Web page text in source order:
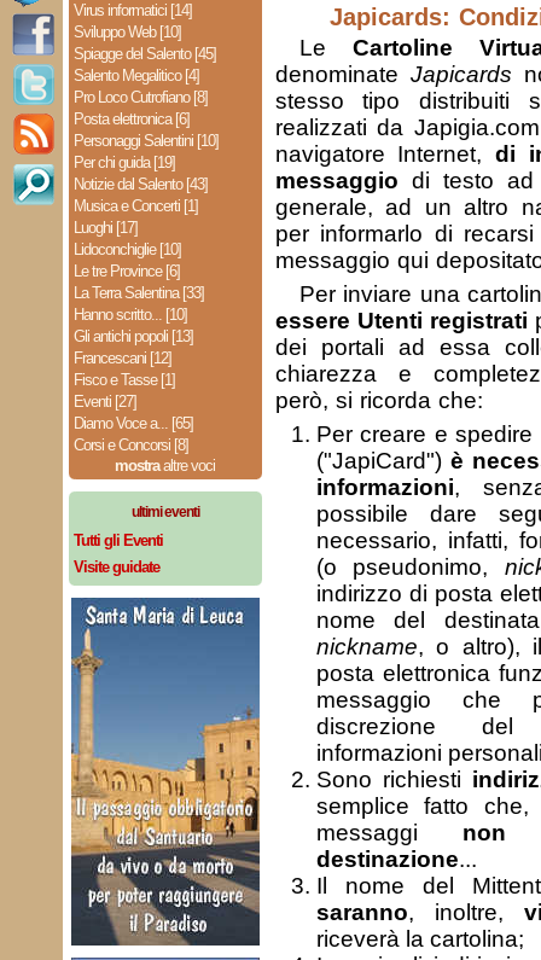
Virus informatici [14]
Sviluppo Web [10]
Spiagge del Salento [45]
Salento Megalitico [4]
Pro Loco Cutrofiano [8]
Posta elettronica [6]
Personaggi Salentini [10]
Per chi guida [19]
Notizie dal Salento [43]
Musica e Concerti [1]
Luoghi [17]
Lidoconchiglie [10]
Le tre Province [6]
La Terra Salentina [33]
Hanno scritto... [10]
Gli antichi popoli [13]
Francescani [12]
Fisco e Tasse [1]
Eventi [27]
Diamo Voce a... [65]
Corsi e Concorsi [8]
mostraaltre voci
ultimi eventi
Tutti gli Eventi
Visite guidate
Japicards:
Le Cartoline
denominate Japicards
stesso tipo distribuiti
realizzati da
navigatore Internet,di
messaggio di testo
generale, ad un altro
per informarlo di
messaggio qui
Per inviare una
essere Utenti registrati
dei portali ad essa
chiarezza e
però, si ricorda che:
Per creare e
("JapiCard") è
informazioni,
possibile dare
necessario, infatti,
(o pseudonimo,
indirizzo di posta
nome del
nickname, o altro),
posta elettronica
messaggio che
discrezione del
informazioni
Sono richiesti
semplice fatto
messaggi non
destinazione...
Il nome del
saranno, inoltre,
riceverà la cartolina;